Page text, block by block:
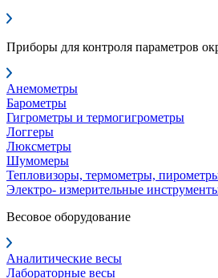
Приборы для контроля параметров
Анемометры
Барометры
Гигрометры и термогигрометры
Логгеры
Люксметры
Шумомеры
Тепловизоры, термометры,
Электро- измерительные
Весовое оборудование
Аналитические весы
Лабораторные весы